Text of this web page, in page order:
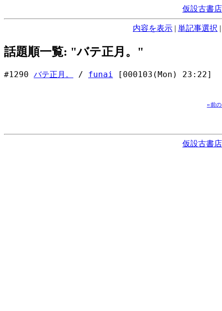
仮設古書店
内容を表示 | 単記事選択
話題順一覧: "バテ正月。"
#1290 バテ正月。 / funai [000103(Mon) 23:22]
←前
仮設古書店